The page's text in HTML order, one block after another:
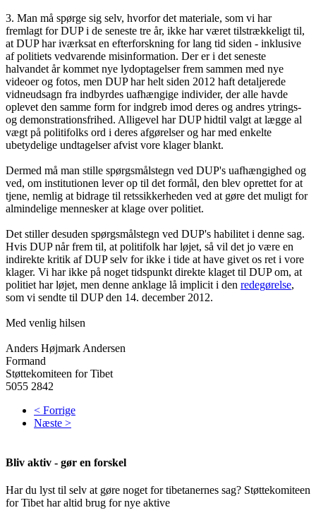
3. Man må spørge sig selv, hvorfor det materiale, som vi har
fremlagt for DUP i de seneste tre år, ikke har været tilstrækkeligt til,
at DUP har iværksat en efterforskning for lang tid siden - inklusive
af politiets vedvarende misinformation. Der er i det seneste
halvandet år kommet nye lydoptagelser frem sammen med nye
videoer og fotos, men DUP har helt siden 2012 haft detaljerede
vidneudsagn fra indbyrdes uafhængige individer, der alle havde
oplevet den samme form for indgreb imod deres og andres ytrings-
og demonstrationsfrihed. Alligevel har DUP hidtil valgt at lægge al
vægt på politifolks ord i deres afgørelser og har med enkelte
ubetydelige undtagelser afvist vore klager blankt.
Dermed må man stille spørgsmålstegn ved DUP's uafhængighed og
ved, om institutionen lever op til det formål, den blev oprettet for at
tjene, nemlig at bidrage til retssikkerheden ved at gøre det muligt for
almindelige mennesker at klage over politiet.
Det stiller desuden spørgsmålstegn ved DUP's habilitet i denne sag.
Hvis DUP når frem til, at politifolk har løjet, så vil det jo være en
indirekte kritik af DUP selv for ikke i tide at have givet os ret i vore
klager. Vi har ikke på noget tidspunkt direkte klaget til DUP om, at
politiet har løjet, men denne anklage lå implicit i den redegørelse,
som vi sendte til DUP den 14. december 2012.
Med venlig hilsen
Anders Højmark Andersen
Formand
Støttekomiteen for Tibet
5055 2842
< Forrige
Næste >
Bliv aktiv - gør en forskel
Har du lyst til selv at gøre noget for tibetanernes sag? Støttekomiteen
for Tibet har altid brug for nye aktive